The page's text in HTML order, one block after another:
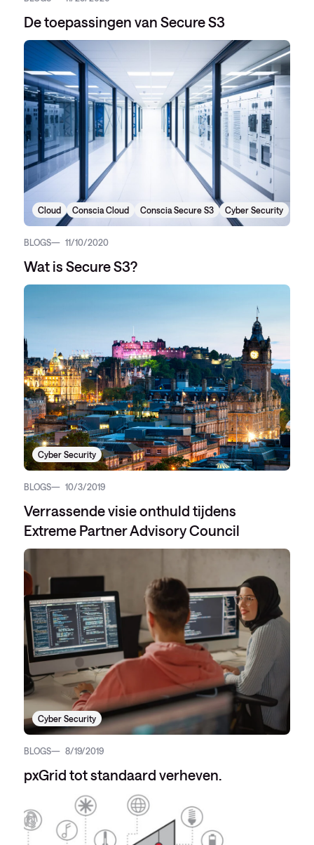
De toepassingen van Secure S3
Cloud Conscia Cloud Conscia Secure S3 Cyber Security
BLOGS 11/10/2020
Wat is Secure S3?
Cyber Security
BLOGS 10/3/2019
Verrassende visie onthuld tijdens
Extreme Partner Advisory Council
Cyber Security
BLOGS 8/19/2019
pxGrid tot standaard verheven.